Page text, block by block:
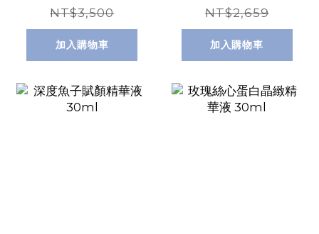
NT$3,500
加入購物車
NT$2,659
加入購物車